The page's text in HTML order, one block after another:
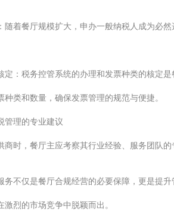
随着餐厅规模扩大，申办一般纳税人成为必
定：税务控管系统的办理和发票种类的核定
种类和数量，确保发票管理的规范与便捷。
管理的专业建议
商时，餐厅主应考察其行业经验、服务团队
务不仅是餐厅合规经营的必要保障，更是提
激烈的市场竞争中脱颖而出。